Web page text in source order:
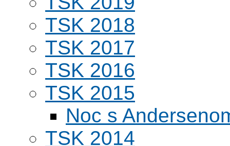
TSK 2018
TSK 2017
TSK 2016
TSK 2015
Noc s
TSK 2014